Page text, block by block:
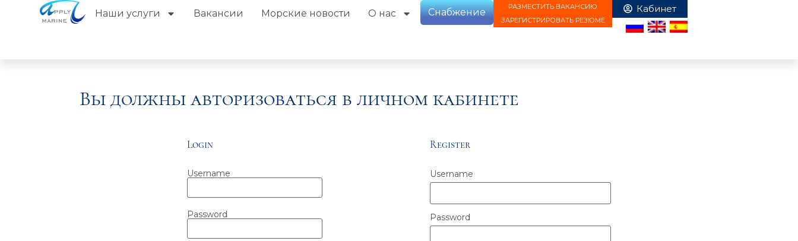
Наши услуги Вакансии Морские новости О нас Снабжение
РАЗМЕСТИТЬ ВАКАНСИЮ
ЗАРЕГИСТРИРОВАТЬ РЕЗЮМЕ
Вы должны авторизоваться в личном кабинете
Login
Username
Password
Register
Username
Password